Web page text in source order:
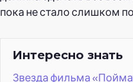
пока не стало слишком
Интересно знать
Звезда фильма